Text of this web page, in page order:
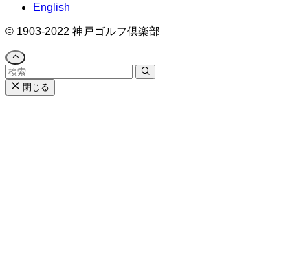
English
© 1903-2022 神戸ゴルフ倶楽部
閉じる